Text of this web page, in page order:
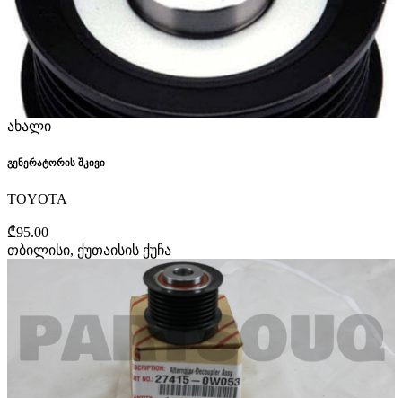
ახალი
გენერატორის შკივი
TOYOTA
₾95.00
თბილისი, ქუთაისის ქუჩა